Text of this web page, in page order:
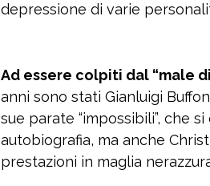
depressione di varie
Ad essere colpiti dal “male
anni sono stati Gianluigi
sue parate “impossibili”, che
autobiografia, ma anche
prestazioni in maglia